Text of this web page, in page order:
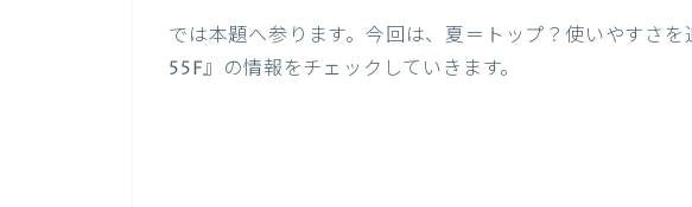
では本題へ参ります。今回は、夏＝トップ？使いやすさ
55F』の情報をチェックしていきます。